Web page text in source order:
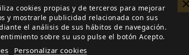
ilustrado y diseñado específicamente para
de juego fáciles de usar.
cookies propias y de terceros para mejorar
y mostrarle publicidad relacionada con sus
el análisis de sus hábitos de navegación.
sobre su uso pulse el botón Acepto.
Personalizar cookies